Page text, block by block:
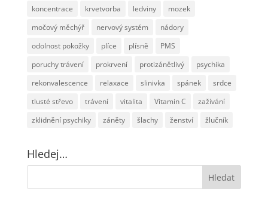
koncentrace
krvetvorba ledviny
mozek
močový měchýř
nervový systém
nádory
odolnost pokožky
plíce plísně
PMS
poruchy trávení
prokrvení protizánětlivý
psychika
rekonvalescence
relaxace slinivka spánek
srdce
tlusté střevo
trávení vitalita Vitamin C
zažívání
zklidnění psychiky
záněty šlachy ženství žlučník
Hledej…